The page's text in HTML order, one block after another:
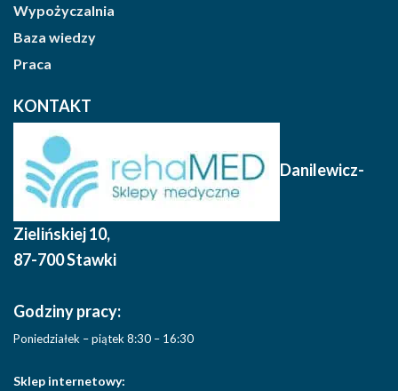
Wypożyczalnia
Baza wiedzy
Praca
KONTAKT
Danilewicz-
Zielińskiej 10,
87-700 Stawki
Godziny pracy:
Poniedziałek – piątek 8:30 – 16:30
Sklep internetowy: